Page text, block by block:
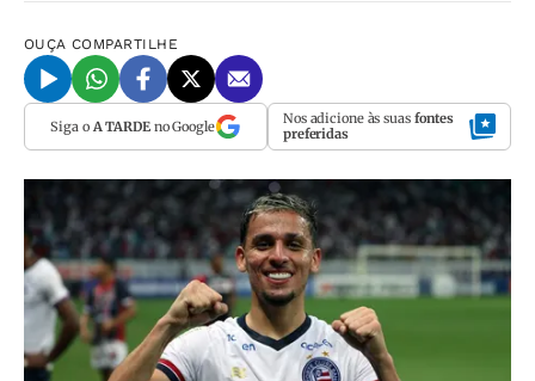
OUÇA COMPARTILHE
Siga o A TARDEno Google Nos adicione às suas fontes
preferidas